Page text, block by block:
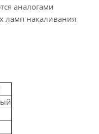
аналогами
ламп накаливания